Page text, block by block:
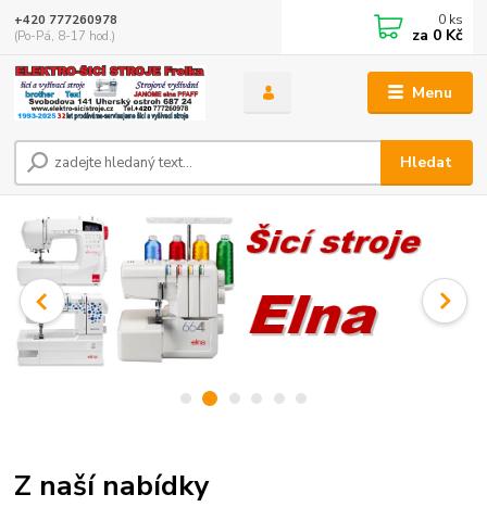
Menu
Hledat
+420 777260978
(Po-Pá, 8-17 hod.)
0 ks
za 0 Kč
Z naší nabídky